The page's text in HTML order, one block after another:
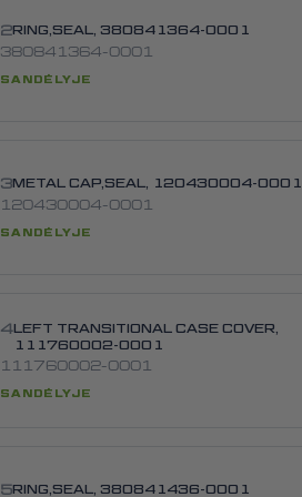
2RING,SEAL, 380841364-0001
380841364-0001
SANDĖLYJE
3METAL CAP,SEAL, 120430004-0001
120430004-0001
SANDĖLYJE
4LEFT TRANSITIONAL CASE COVER,
111760002-0001
111760002-0001
SANDĖLYJE
5RING,SEAL, 380841436-0001